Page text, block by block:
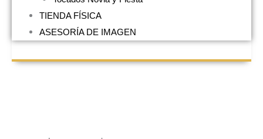
TIENDA FÍSICA
ASESORÍA DE IMAGEN